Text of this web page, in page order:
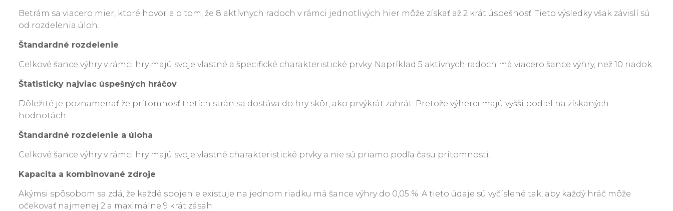
Betrám sa viacero mier, ktoré hovoria o tom, že 8 aktívnych radoch v rámci jednotlivých hier môže získať až 2 krát úspešnosť. Tieto výsledky však závislí sú
od rozdelenia úloh.
Štandardné rozdelenie
Celkové šance výhry v rámci hry majú svoje vlastné a špecifické charakteristické prvky. Napríklad 5 aktívnych radoch má viacero šance výhry, než 10 riadok.
Štatisticky najviac úspešných hráčov
Dôležité je poznamenať že prítomnosť tretích strán sa dostáva do hry skôr, ako prvýkrát zahrát. Pretože výherci majú vyšší podiel na získaných
hodnotách.
Štandardné rozdelenie a úloha
Celkové šance výhry v rámci hry majú svoje vlastné charakteristické prvky a nie sú priamo podľa času prítomnosti.
Kapacita a kombinované zdroje
Akýmsi spôsobom sa zdá, že každé spojenie existuje na jednom riadku má šance výhry do 0,05 %. A tieto údaje sú vyčíslené tak, aby každý hráč môže
očekovať najmenej 2 a maximálne 9 krát zásah.